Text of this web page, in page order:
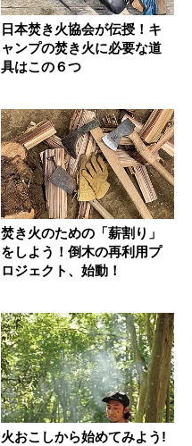
日本焚き火協会が伝授！キ
ャンプの焚き火に必要な道
具はこの６つ
焚き火のための「薪割り」
をしよう！倒木の再利用プ
ロジェクト、始動！
火おこしから始めてみよう!